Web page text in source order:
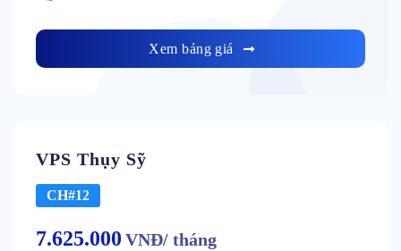
Xem bảng giá
VPS Thụy Sỹ
CH#12
7.625.000 VNĐ/ tháng